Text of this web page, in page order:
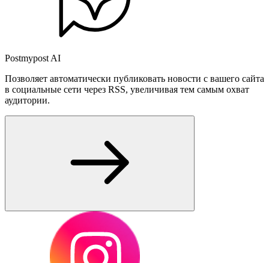
Postmypost AI
Позволяет автоматически публиковать новости с вашего сайта
в социальные сети через RSS, увеличивая тем самым охват
аудитории.